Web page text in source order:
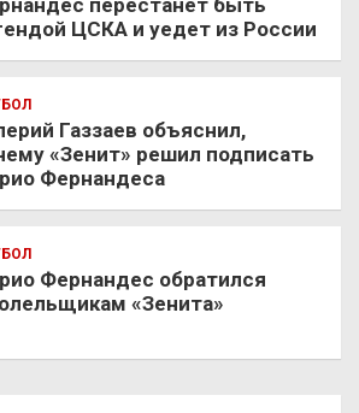
перестанет быть
ЦСКА и уедет из России
Газзаев объяснил,
«Зенит» решил подписать
Фернандеса
Фернандес обратился
«Зенита»